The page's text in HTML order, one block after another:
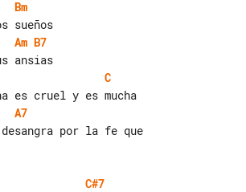
Bm
Am B7
C
A7
C#7